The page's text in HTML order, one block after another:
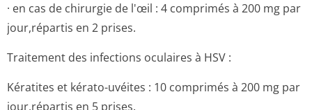
· en cas de chirurgie de l'œil : 4 comprimés à 200 mg par
jour,répartis en 2 prises.
Traitement des infections oculaires à HSV :
Kératites et kérato-uvéites : 10 comprimés à 200 mg par
jour,répartis en 5 prises.